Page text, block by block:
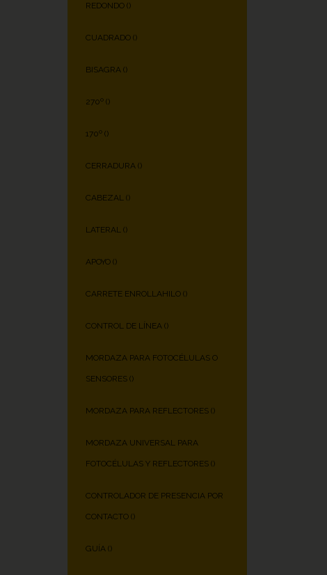
REDONDO ()
CUADRADO ()
BISAGRA ()
270º ()
170º ()
CERRADURA ()
CABEZAL ()
LATERAL ()
APOYO ()
CARRETE ENROLLAHILO ()
CONTROL DE LÍNEA ()
MORDAZA PARA FOTOCÉLULAS O
SENSORES ()
MORDAZA PARA REFLECTORES ()
MORDAZA UNIVERSAL PARA
FOTOCÉLULAS Y REFLECTORES ()
CONTROLADOR DE PRESENCIA POR
CONTACTO ()
GUÍA ()